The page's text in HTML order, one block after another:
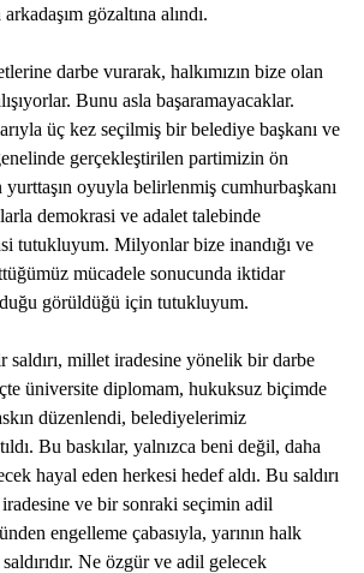
gözaltına alındı.
darbe vurarak, halkımızın bize olan
Bunu asla başaramayacaklar.
üç kez seçilmiş bir belediye başkanı ve
gerçekleştirilen partimizin ön
oyuyla belirlenmiş cumhurbaşkanı
demokrasi ve adalet talebinde
tutukluyum. Milyonlar bize inandığı ve
mücadele sonucunda iktidar
görüldüğü için tutukluyum.
saldırı, millet iradesine yönelik bir darbe
üniversite diplomam, hukuksuz biçimde
düzenlendi, belediyelerimiz
Bu baskılar, yalnızca beni değil, daha
hayal eden herkesi hedef aldı. Bu saldırı
ve bir sonraki seçimin adil
engelleme çabasıyla, yarının halk
Ne özgür ve adil gelecek